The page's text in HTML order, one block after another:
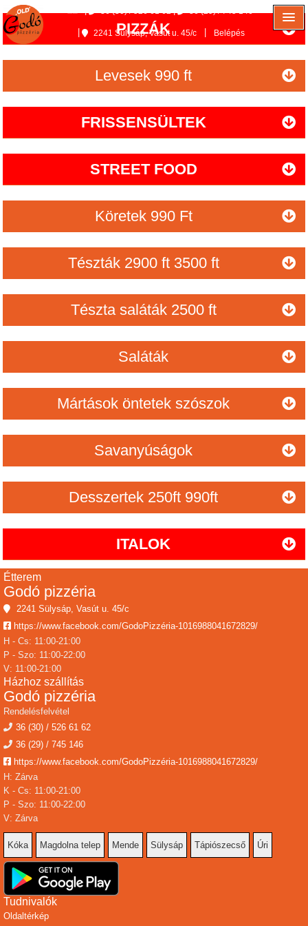
36 (30) / 526 61 62 36 (29) / 745 146
2241 Sülysáp, Vasút u. 45/c Belépés
PIZZÁK
Levesek 990 ft
FRISSENSÜLTEK
STREET FOOD
Köretek 990 Ft
Tészták 2900 ft 3500 ft
Tészta saláták 2500 ft
Saláták
Mártások öntetek szószok
Savanyúságok
Desszertek 250ft 990ft
ITALOK
Étterem
Godó pizzéria
2241 Sülysáp, Vasút u. 45/c
https://www.facebook.com/GodoPizzéria-1016988041672829/
H - Cs: 11:00-21:00
P - Szo: 11:00-22:00
V: 11:00-21:00
Házhoz szállítás
Godó pizzéria
Rendelésfelvétel
36 (30) / 526 61 62
36 (29) / 745 146
https://www.facebook.com/GodoPizzéria-1016988041672829/
H: Zárva
K - Cs: 11:00-21:00
P - Szo: 11:00-22:00
V: Zárva
Kóka Magdolna telep Mende Sülysáp Tápiószecső Úri
Tudnivalók
Oldaltérkép